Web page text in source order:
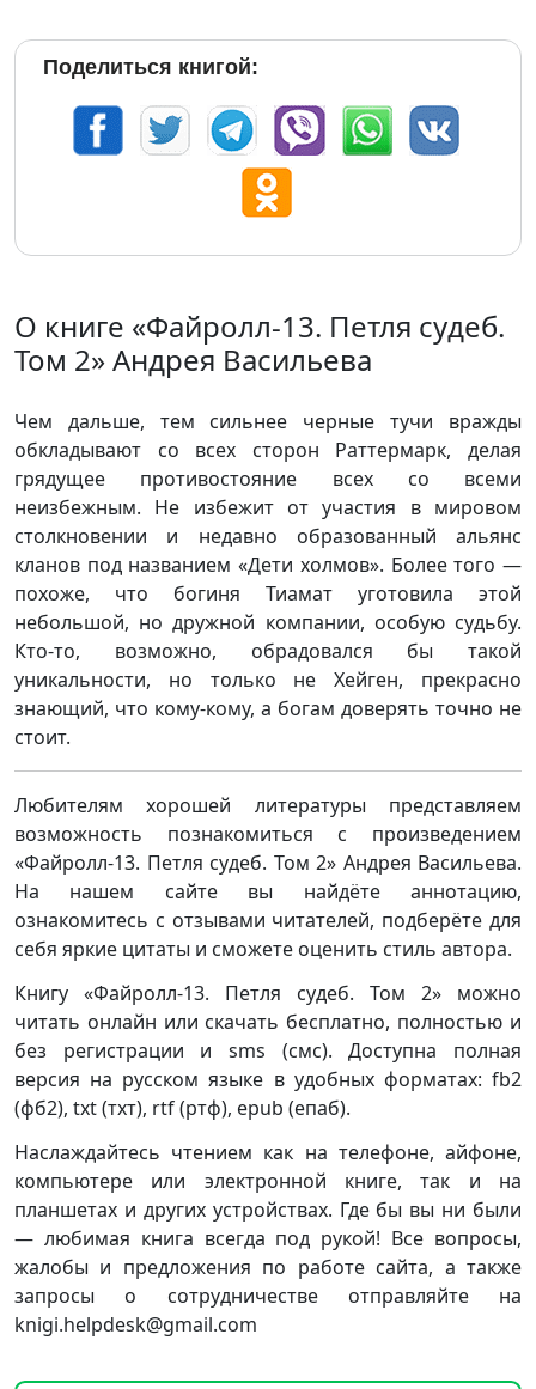
Поделиться книгой:
О книге «Файролл-13. Петля судеб.
Том 2» Андрея Васильева
Чем дальше, тем сильнее черные тучи вражды
обкладывают со всех сторон Раттермарк, делая
грядущее противостояние всех со всеми
неизбежным. Не избежит от участия в мировом
столкновении и недавно образованный альянс
кланов под названием «Дети холмов». Более того —
похоже, что богиня Тиамат уготовила этой
небольшой, но дружной компании, особую судьбу.
Кто-то, возможно, обрадовался бы такой
уникальности, но только не Хейген, прекрасно
знающий, что кому-кому, а богам доверять точно не
стоит.
Любителям хорошей литературы представляем
возможность познакомиться с произведением
«Файролл-13. Петля судеб. Том 2» Андрея Васильева.
На нашем сайте вы найдёте аннотацию,
ознакомитесь с отзывами читателей, подберёте для
себя яркие цитаты и сможете оценить стиль автора.
Книгу «Файролл-13. Петля судеб. Том 2» можно
читать онлайн или скачать бесплатно, полностью и
без регистрации и sms (смс). Доступна полная
версия на русском языке в удобных форматах: fb2
(фб2), txt (тхт), rtf (ртф), epub (епаб).
Наслаждайтесь чтением как на телефоне, айфоне,
компьютере или электронной книге, так и на
планшетах и других устройствах. Где бы вы ни были
— любимая книга всегда под рукой! Все вопросы,
жалобы и предложения по работе сайта, а также
запросы о сотрудничестве отправляйте на
knigi.helpdesk@gmail.com